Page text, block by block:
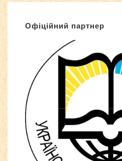
Офіційний партнер